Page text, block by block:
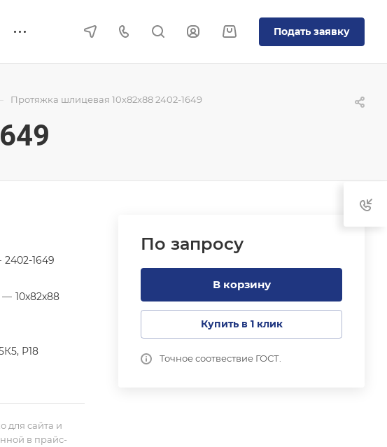
Подать заявку
Протяжка шлицевая 10x82x88 2402-1649
По запросу
В корзину
Купить в 1 клик
Точное соотвествие ГОСТ.
2402-1649
— 10х82х88
Р18
для сайта и
в прайс-